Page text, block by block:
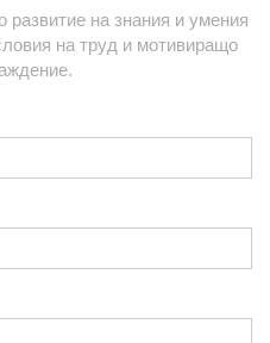
развитие на знания и умения
на труд и мотивиращо